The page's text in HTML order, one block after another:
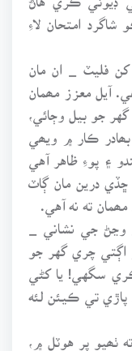
امتحان لاءِ
کن فليٽ _ ان مان
آيل معزز مھمان
جو بيل وڄائي،
ڪار ۾ ويھي
۽ پوءِ ظاهر آهي
درين مان ڳاٽ
ته نه آهي.
وڃڻ جي نشاني _
اڳتي چري گهر جو
سگهي! يا کڻي
تي ڪيئن لئه
ٺھيو پر هوٽل ۾،